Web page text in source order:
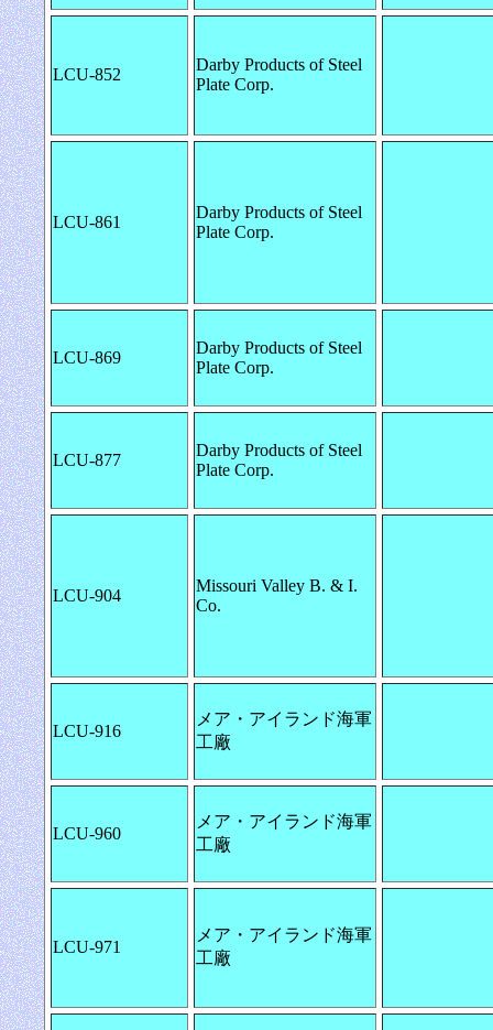
LCU-852
Darby Products of Steel
Plate Corp.
LCU-861
Darby Products of Steel
Plate Corp.
LCU-869
Darby Products of Steel
Plate Corp.
LCU-877
Darby Products of Steel
Plate Corp.
LCU-904
Missouri Valley B. & I.
Co.
LCU-916
メア・アイランド海軍
工廠
LCU-960
メア・アイランド海軍
工廠
LCU-971
メア・アイランド海軍
工廠